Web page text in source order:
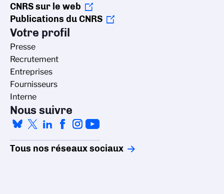
CNRS sur le web
Publications du CNRS
Votre profil
Presse
Recrutement
Entreprises
Fournisseurs
Interne
Nous suivre
Tous nos réseaux sociaux